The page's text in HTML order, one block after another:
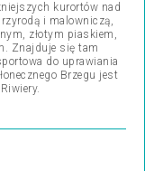
kurortów nad
i malowniczą,
złotym piaskiem,
Znajduje się tam
do uprawiania
Brzegu jest